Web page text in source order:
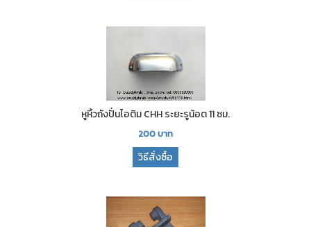
หูหิ้วถังปั่นไอติม CHH ระยะรูน้อต 11 ซม.
200บาท
วิธีสั่งซื้อ